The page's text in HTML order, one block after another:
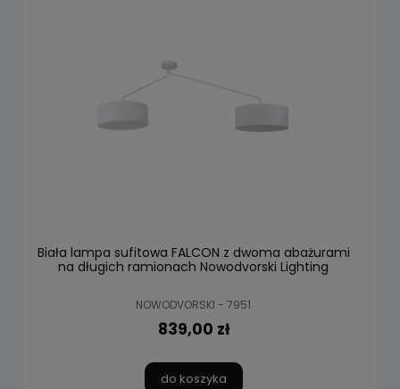
Biała lampa sufitowa FALCON z dwoma abażurami
na długich ramionach Nowodvorski Lighting
NOWODVORSKI - 7951
839,00 zł
do koszyka